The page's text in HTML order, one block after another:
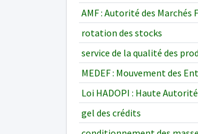
AMF : Autorité des Marchés
rotation des stocks
service de la qualité des
MEDEF : Mouvement des
Loi HADOPI : Haute
gel des crédits